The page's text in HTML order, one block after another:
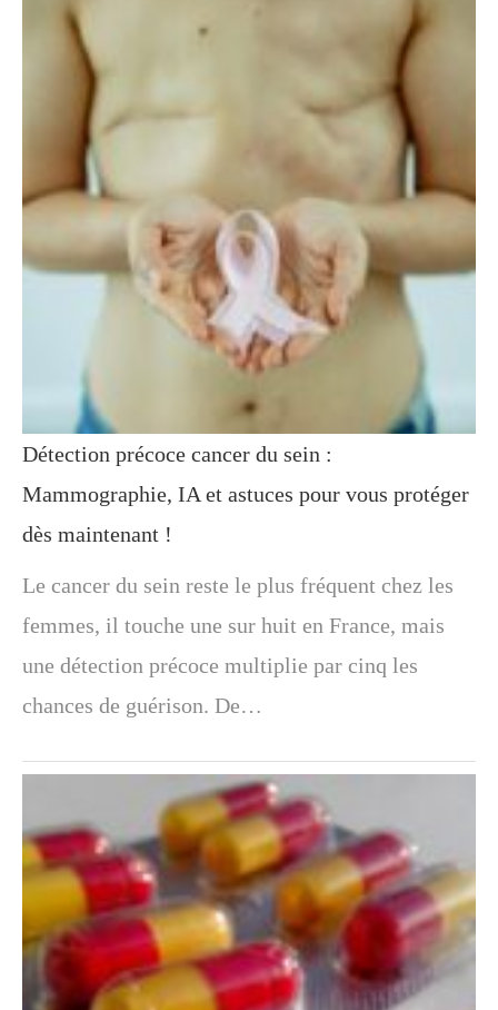
Détection précoce cancer du sein :
Mammographie, IA et astuces pour vous protéger
dès maintenant !
Le cancer du sein reste le plus fréquent chez les
femmes, il touche une sur huit en France, mais
une détection précoce multiplie par cinq les
chances de guérison. De…